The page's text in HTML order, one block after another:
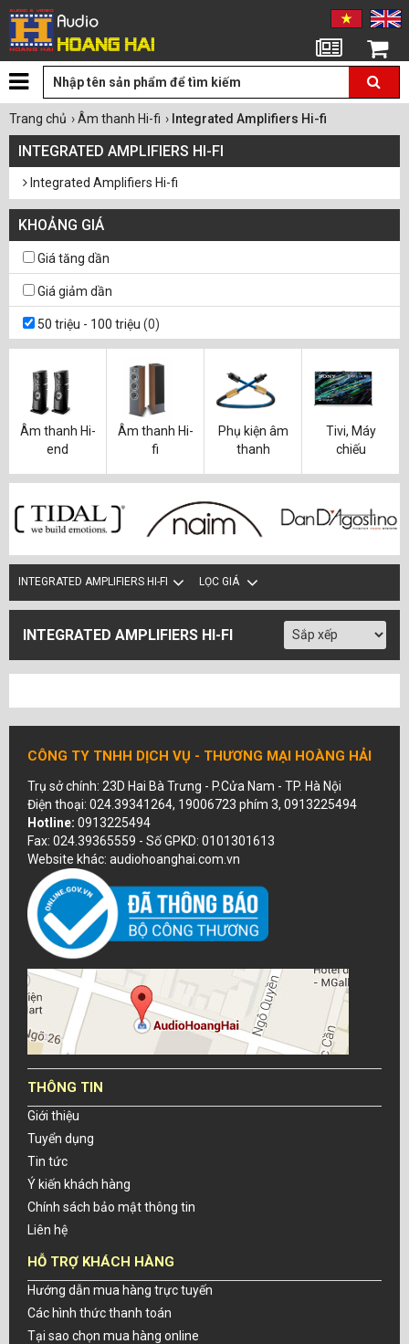
Giỏ hàng
Trang chủ ›Âm thanh Hi-fi › Integrated Amplifiers Hi-fi
INTEGRATED AMPLIFIERS HI-FI
Integrated Amplifiers Hi-fi
KHOẢNG GIÁ
Giá tăng dần
Giá giảm dần
50 triệu - 100 triệu (0)
Âm thanh Hi-
end
Âm thanh Hi-
fi
Phụ kiện âm
thanh
Tivi, Máy
chiếu
INTEGRATED AMPLIFIERS HI-FI LỌC GIÁ
INTEGRATED AMPLIFIERS HI-FI
CÔNG TY TNHH DỊCH VỤ - THƯƠNG MẠI HOÀNG HẢI
Trụ sở chính: 23D Hai Bà Trưng - P.Cửa Nam - TP. Hà Nội
Điện thoại: 024.39341264, 19006723 phím 3, 0913225494
Hotline: 0913225494
Fax: 024.39365559 - Số GPKD: 0101301613
Website khác: audiohoanghai.com.vn
THÔNG TIN
Giới thiệu
Tuyển dụng
Tin tức
Ý kiến khách hàng
Chính sách bảo mật thông tin
Liên hệ
HỖ TRỢ KHÁCH HÀNG
Hướng dẫn mua hàng trực tuyến
Các hình thức thanh toán
Tại sao chọn mua hàng online